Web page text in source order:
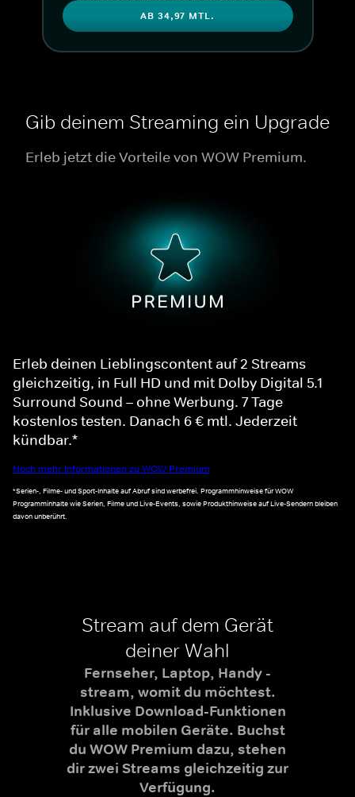
AB 34,97 MTL.
Gib deinem Streaming ein Upgrade
Erleb jetzt die Vorteile von WOW Premium.
Erleb deinen Lieblingscontent auf 2 Streams
gleichzeitig, in Full HD und mit Dolby Digital 5.1
Surround Sound – ohne Werbung. 7 Tage
kostenlos testen. Danach 6 € mtl. Jederzeit
kündbar.*
Noch mehr Informationen zu WOW Premium
*Serien-, Filme- und Sport-Inhalte auf Abruf sind werbefrei. Programmhinweise für WOW
Programminhalte wie Serien, Filme und Live-Events, sowie Produkthinweise auf Live-Sendern bleiben
davon unberührt.
Stream auf dem Gerät
deiner Wahl
Fernseher, Laptop, Handy -
stream, womit du möchtest.
Inklusive Download-Funktionen
für alle mobilen Geräte. Buchst
du WOW Premium dazu, stehen
dir zwei Streams gleichzeitig zur
Verfügung.